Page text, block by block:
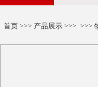
首页>>> 产品展示>>> >>>